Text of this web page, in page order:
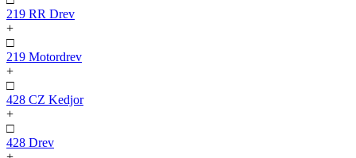
219 RR Drev
+
□
219 Motordrev
+
□
428 CZ Kedjor
+
□
428 Drev